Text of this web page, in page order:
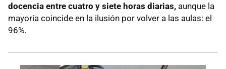
docencia entre cuatro y siete horas diarias, aunque la
mayoría coincide en la ilusión por volver a las aulas: el
96%.